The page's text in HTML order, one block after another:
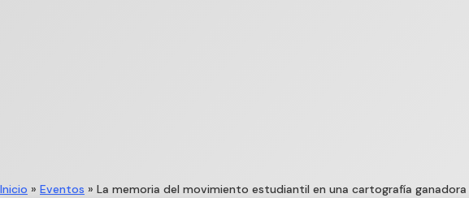
Inicio » Eventos » La memoria del movimiento estudiantil en una cartografía